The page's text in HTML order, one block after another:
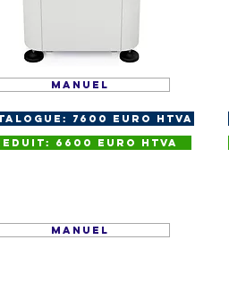
Manuel
7600 euro HTVA
6600 euro HTVA
Manuel